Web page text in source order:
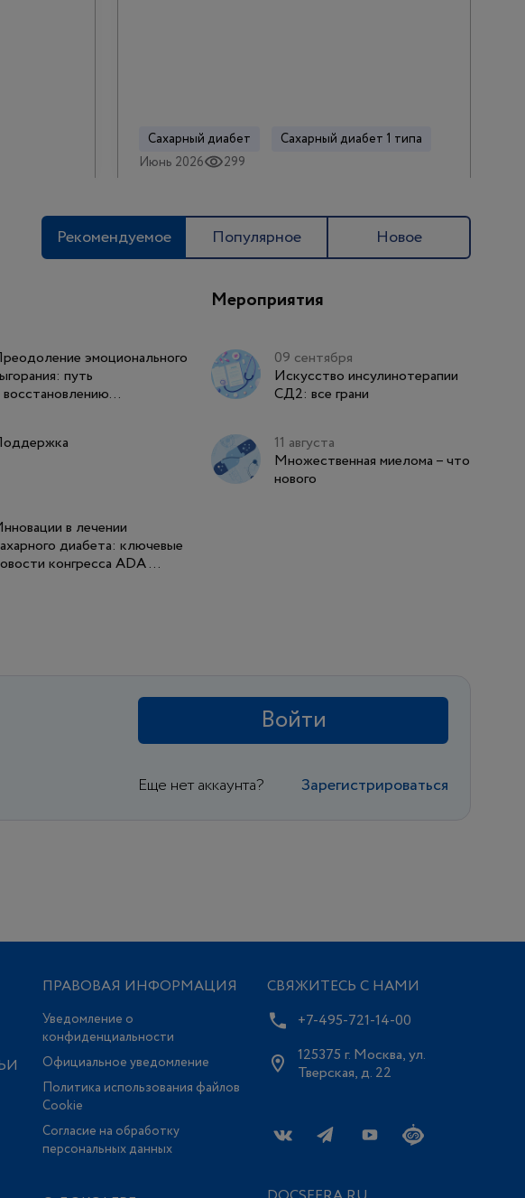
Сахарный диабет
Сахарный диабет 1 типа
Июнь 2026
299
Рекомендуемое Популярное Новое
эмоционального
путь
восстановлению...
в лечении
диабета: ключевые
конгресса ADA ...
Мероприятия
09 сентября
Искусство инсулинотерапии
СД2: все грани
11 августа
Множественная миелома – что
нового
Войти
Еще нет аккаунта? Зарегистрироваться
ПРАВОВАЯ ИНФОРМАЦИЯ
Уведомление о
конфиденциальности
Официальное уведомление
Политика использования файлов
Сookie
Согласие на обработку
персональных данных
СВЯЖИТЕСЬ С НАМИ
+7-495-721-14-00
125375 г. Москва, ул.
Тверская, д. 22